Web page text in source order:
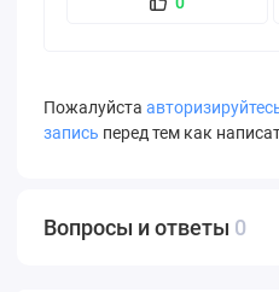
Пожалуйста
запись перед тем как
Вопросы и ответы 0